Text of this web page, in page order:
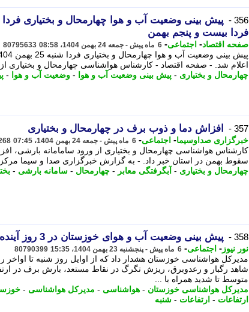
356 -
فردا بیست و پنجم بهمن
صفحه اقتصاد- اجتماعی- 6 ماه پیش - جمعه 24 بهمن 1404، 08:58 80795633
اعلام شد. - صفحه اقتصاد - کارشناس هواشناسی چهارمحال و بختیاری
چهارمحال و بختیاری - پیش بینی وضعیت آب و هوا - وضعیت آب و هوا -
357 - افزاش دما و ذوب برف در چهارمحال و بختیاری
خبرگزاری صداوسیما- اجتماعی- 6 ماه پیش - جمعه 24 بهمن 1404، 07:45
کارشناس هواشناسی چهارمحال و بختیاری از ورود سامامانه بارشی،
سقوط بهمن در استان خبر داد. - به گزارش خبرگزاری صدا و سیما مرکز
چهارمحال و بختیاری - آبگرفتگی معابر - چهارمحال - سامانه بارشی -
358 - پیش بینی وضعیت آب و هوای خوزستان در 3 روز آینده
نور نیوز - اجتماعی- 6 ماه پیش - پنجشنبه 23 بهمن 1404، 15:35 80790399
مدیرکل هواشناسی خوزستان هشدار داد که از اوایل روز شنبه تا اواخر
شاهد رگبار و رعدوبرق، ریزش تگرگ در نقاط مستعد، بارش برف در
متوسط تا شدید همراه با ...
مدیرکل هواشناسی خوزستان - هواشناسی - مدیرکل هواشناسی -
ارتفاعات - ارتفاعات - شنبه